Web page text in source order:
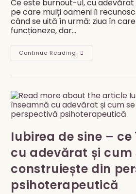
Ce este burnout-ul, cu
pe care mulți oameni îl
când se uită în urmă: ziua în
funcționeze, dar…
Continue Reading Burnout-
Ul
Este
Pierderea
Sensului.
Iubirea de sine –
cu adevărat și cum
construiește din
psihoterapeutică